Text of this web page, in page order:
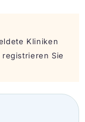
Kliniken
Sie